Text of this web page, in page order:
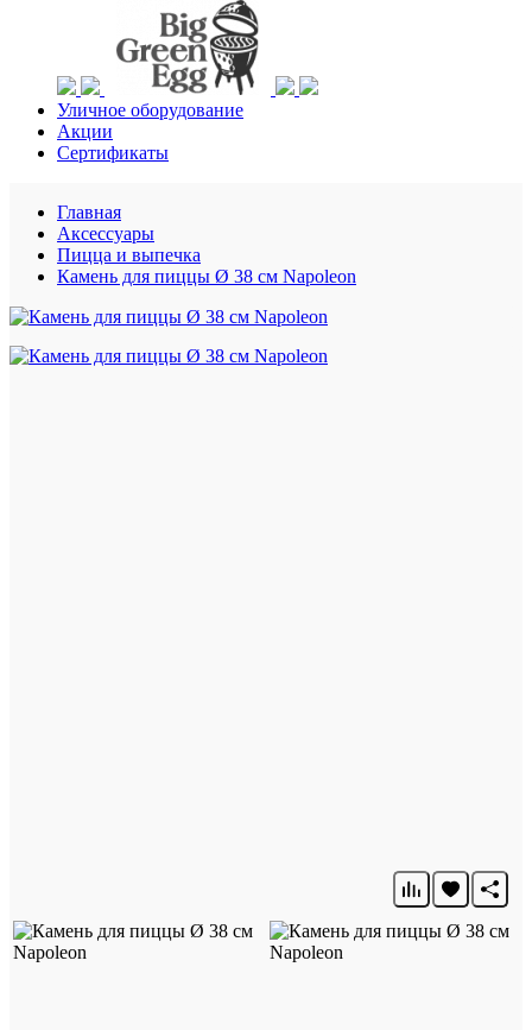
Уличное оборудование
Акции
Сертификаты
Главная
Аксессуары
Пицца и выпечка
Камень для пиццы Ø 38 см Napoleon